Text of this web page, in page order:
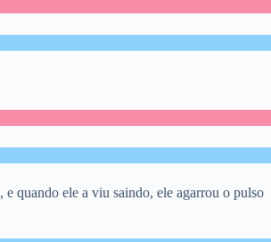
quando ele a viu saindo, ele agarrou o pulso